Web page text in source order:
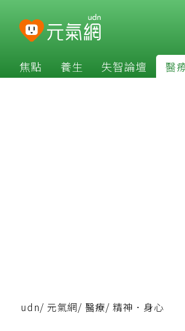
焦點 養生 失智論壇 醫
udn/ 元氣網/ 醫療/ 精神．身心